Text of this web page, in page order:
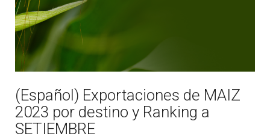
(Español) Exportaciones de MAIZ
2023 por destino y Ranking a
SETIEMBRE